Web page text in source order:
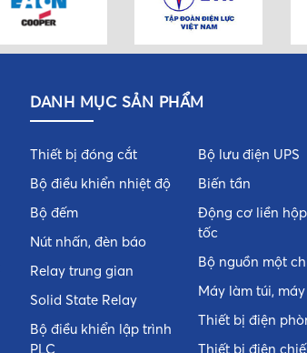
DANH MỤC SẢN PHẨM
Thiết bị đóng cắt
Bộ điều khiển nhiệt độ
Bộ đếm
Nút nhấn, đèn báo
Relay trung gian
Solid State Relay
Bộ điều khiển lập trình
PLC
Bộ lưu điện UPS
Biến tần
Động cơ liền
tốc
Bộ nguồn một
Máy làm túi,
Thiết bị điện
Thiết bị điện